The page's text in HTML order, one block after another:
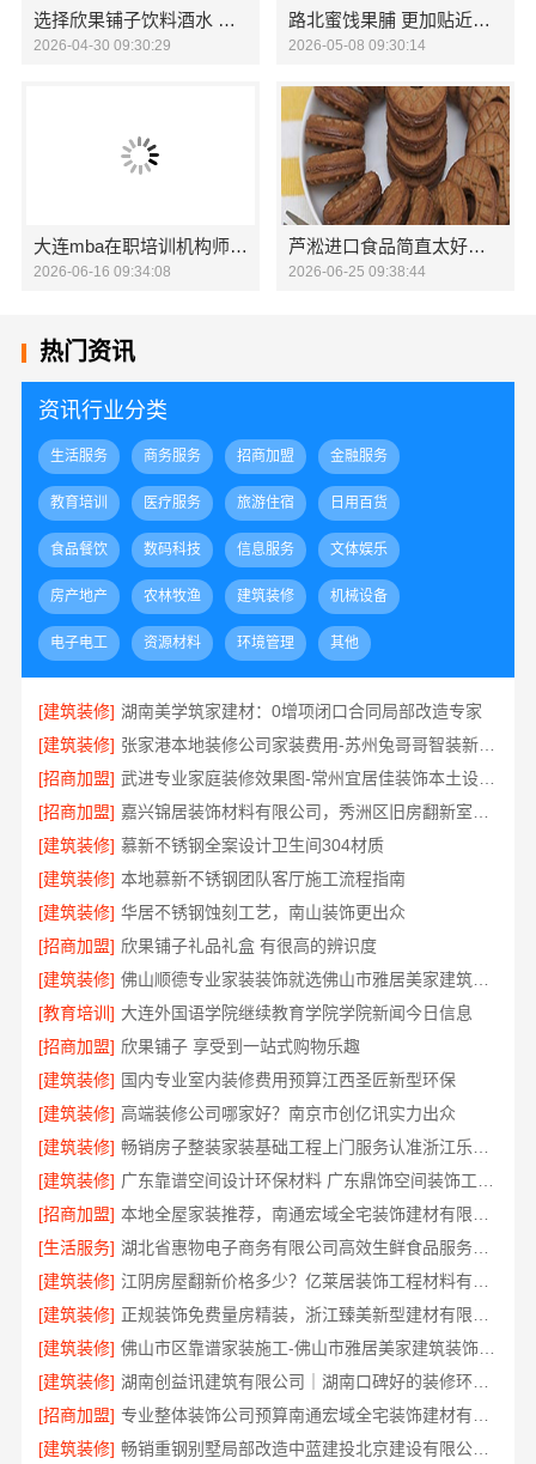
选择欣果铺子饮料酒水 总部派单你来做
2026-04-30 09:30:29
路北蜜饯果脯 更加贴近生活
2026-05-08 09:30:14
大连mba在职培训机构师资好 社科赛斯助力MBA考研成功
2026-06-16 09:34:08
芦淞进口食品简直太好吃了
2026-06-25 09:38:44
热门资讯
资讯行业分类
生活服务 商务服务 招商加盟 金融服务
教育培训 医疗服务 旅游住宿 日用百货
食品餐饮 数码科技 信息服务 文体娱乐
房产地产 农林牧渔 建筑装修 机械设备
电子电工 资源材料 环境管理 其他
[建筑装修] 湖南美学筑家建材：0增项闭口合同局部改造专家
[建筑装修]
张家港本地装修公司家装费用-苏州兔哥哥智装新材料有限公司全包
[招商加盟]
武进专业家庭装修效果图-常州宜居佳装饰本土设计案例鉴赏
[招商加盟]
[建筑装修] 慕新不锈钢全案设计卫生间304材质
[建筑装修] 本地慕新不锈钢团队客厅施工流程指南
[建筑装修] 华居不锈钢蚀刻工艺，南山装饰更出众
[招商加盟] 欣果铺子礼品礼盒 有很高的辨识度
[建筑装修]
佛山顺德专业家装装饰就选佛山市雅居美家建筑装饰工程有限公司
[教育培训] 大连外国语学院继续教育学院学院新闻今日信息
[招商加盟] 欣果铺子 享受到一站式购物乐趣
[建筑装修] 国内专业室内装修费用预算江西圣匠新型环保
[建筑装修] 高端装修公司哪家好？南京市创亿讯实力出众
[建筑装修]
[建筑装修]
[招商加盟]
[生活服务]
湖北省惠物电子商务有限公司高效生鲜食品服务商价格
[建筑装修]
[建筑装修]
[建筑装修]
佛山市区靠谱家装施工-佛山市雅居美家建筑装饰工程有限公司
[建筑装修]
湖南创益讯建筑有限公司｜湖南口碑好的装修环保材料推荐
[招商加盟]
[建筑装修]
畅销重钢别墅局部改造中蓝建投北京建设有限公司四川